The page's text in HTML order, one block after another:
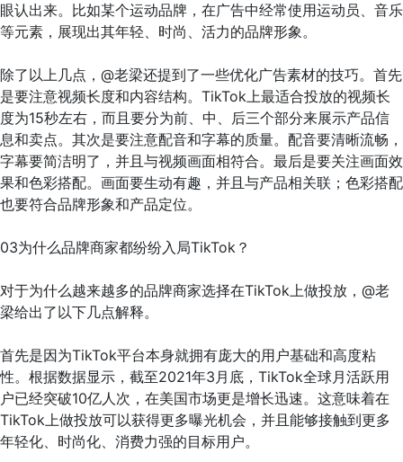
眼认出来。比如某个运动品牌，在广告中经常使用运动员、音乐
等元素，展现出其年轻、时尚、活力的品牌形象。
除了以上几点，@老梁还提到了一些优化广告素材的技巧。首先
是要注意视频长度和内容结构。TikTok上最适合投放的视频长
度为15秒左右，而且要分为前、中、后三个部分来展示产品信
息和卖点。其次是要注意配音和字幕的质量。配音要清晰流畅，
字幕要简洁明了，并且与视频画面相符合。最后是要关注画面效
果和色彩搭配。画面要生动有趣，并且与产品相关联；色彩搭配
也要符合品牌形象和产品定位。
03为什么品牌商家都纷纷入局TikTok？
对于为什么越来越多的品牌商家选择在TikTok上做投放，@老
梁给出了以下几点解释。
首先是因为TikTok平台本身就拥有庞大的用户基础和高度粘
性。根据数据显示，截至2021年3月底，TikTok全球月活跃用
户已经突破10亿人次，在美国市场更是增长迅速。这意味着在
TikTok上做投放可以获得更多曝光机会，并且能够接触到更多
年轻化、时尚化、消费力强的目标用户。